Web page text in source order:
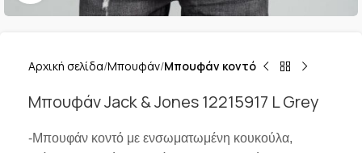
Αρχική σελίδα Μπουφάν Μπουφάν κοντό
Μπουφάν Jack & Jones 12215917 L Grey
-Μπουφάν κοντό με ενσωματωμένη κουκούλα,